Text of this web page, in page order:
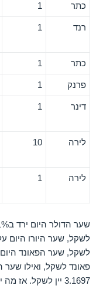
כתר 1
רנד 1
כתר 1
פרנק 1
דינר 1
לירה 10
לירה 1
3.1697 יין לשקל. אז מה יקרה לשערי המט”ח בשבוע הבא?